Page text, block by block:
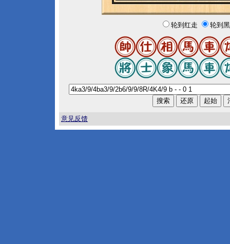
轮到红走 轮到
意见反馈